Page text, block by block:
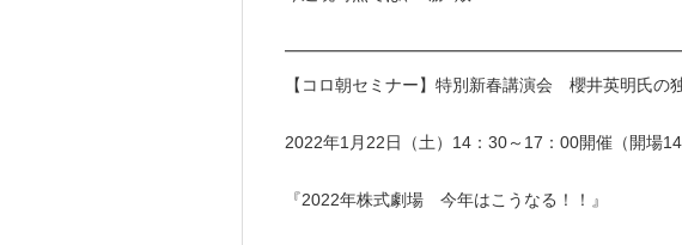
【コロ朝セミナー】特別新春講演会 櫻井英明氏の
2022年1月22日（土）14：30～17：00開催（開場14
『2022年株式劇場 今年はこうなる！！』